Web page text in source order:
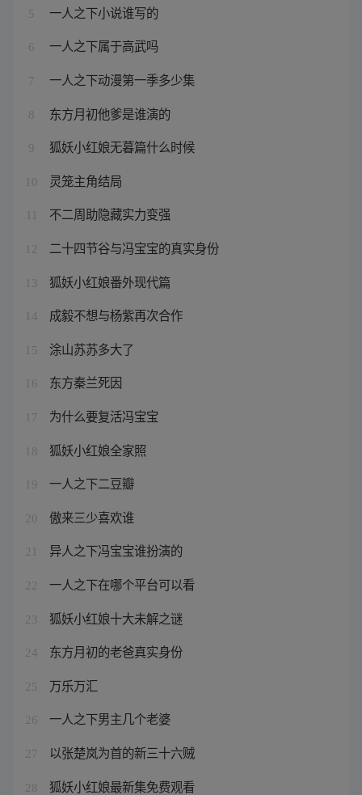
5 一人之下小说谁写的
6 一人之下属于高武吗
7 一人之下动漫第一季多少集
8 东方月初他爹是谁演的
9 狐妖小红娘无暮篇什么时候
10 灵笼主角结局
不二周助隐藏实力变强
12 二十四节谷与冯宝宝的真实身份
13 狐妖小红娘番外现代篇
14 成毅不想与杨紫再次合作
15 涂山苏苏多大了
16 东方秦兰死因
17 为什么要复活冯宝宝
18 狐妖小红娘全家照
19 一人之下二豆瓣
20 傲来三少喜欢谁
21 异人之下冯宝宝谁扮演的
22 一人之下在哪个平台可以看
23 狐妖小红娘十大未解之谜
24 东方月初的老爸真实身份
25 万乐万汇
26 一人之下男主几个老婆
27 以张楚岚为首的新三十六贼
28 狐妖小红娘最新集免费观看